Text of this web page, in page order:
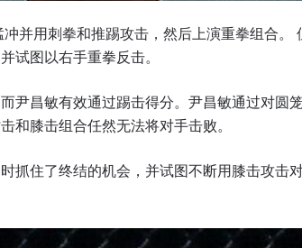
并用刺拳和推踢攻击，然后上演重拳组合。
试图以右手重拳反击。
尹昌敏有效通过踢击得分。尹昌敏通过对圆
和膝击组合任然无法将对手击败。
抓住了终结的机会，并试图不断用膝击攻击
赛事
查看集锦
订阅
集、使用和披露您的信息。您可以随时取